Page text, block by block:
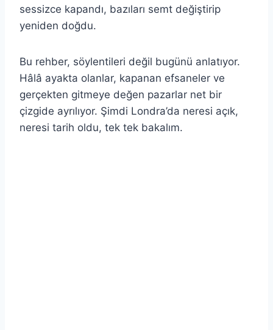
sessizce kapandı, bazıları semt değiştirip
yeniden doğdu.
Bu rehber, söylentileri değil bugünü anlatıyor.
Hâlâ ayakta olanlar, kapanan efsaneler ve
gerçekten gitmeye değen pazarlar net bir
çizgide ayrılıyor. Şimdi Londra’da neresi açık,
neresi tarih oldu, tek tek bakalım.